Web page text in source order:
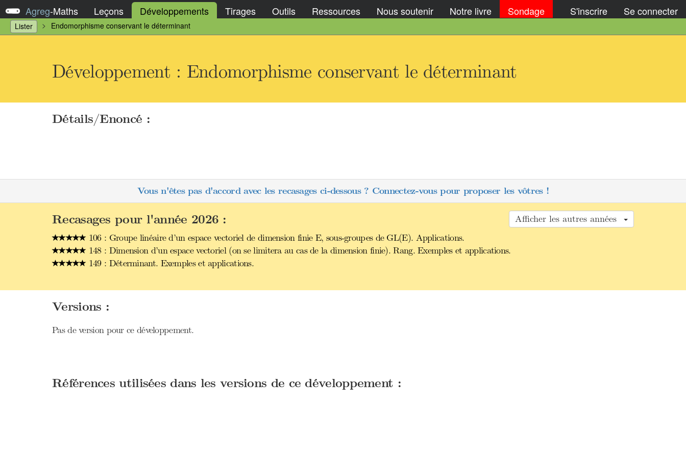
Agreg-Maths Leçons Développements Tirages Outils Ressources Nous soutenir Notre livre Sondage S'inscrire Se connecter
Lister Endomorphisme conservant le déterminant
Développement : Endomorphisme conservant le déterminant
Détails/Enoncé :
Vous n'êtes pas d'accord avec les recasages ci-dessous ? Connectez-vous pour proposer les vôtres !
Afficher les autres années
Recasages pour l'année 2026 :
106 : Groupe linéaire d’un espace vectoriel de dimension finie E, sous-groupes de GL(E). Applications.
148 : Dimension d’un espace vectoriel (on se limitera au cas de la dimension finie). Rang. Exemples et applications.
149 : Déterminant. Exemples et applications.
Versions :
Pas de version pour ce développement.
Références utilisées dans les versions de ce développement :